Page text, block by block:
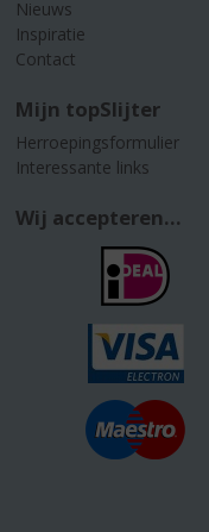
Nieuws
Inspiratie
Contact
Mijn topSlijter
Herroepingsformulier
Interessante links
Wij accepteren...